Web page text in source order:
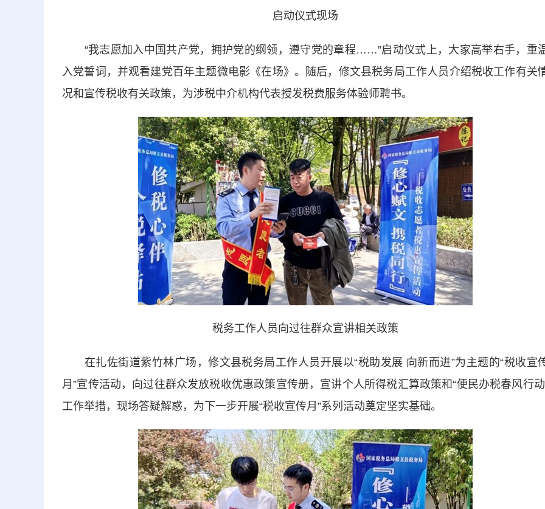
启动仪式现场
“我志愿加入中国共产党，拥护党的纲领，遵守党的章程……”启动仪式上，大家高举右手，重
入党誓词，并观看建党百年主题微电影《在场》。随后，修文县税务局工作人员介绍税收工作有关
况和宣传税收有关政策，为涉税中介机构代表授发税费服务体验师聘书。
税务工作人员向过往群众宣讲相关政策
在扎佐街道紫竹林广场，修文县税务局工作人员开展以“税助发展 向新而进”为主题的“税收宣
月”宣传活动，向过往群众发放税收优惠政策宣传册，宣讲个人所得税汇算政策和“便民办税春风行动
工作举措，现场答疑解惑，为下一步开展“税收宣传月”系列活动奠定坚实基础。